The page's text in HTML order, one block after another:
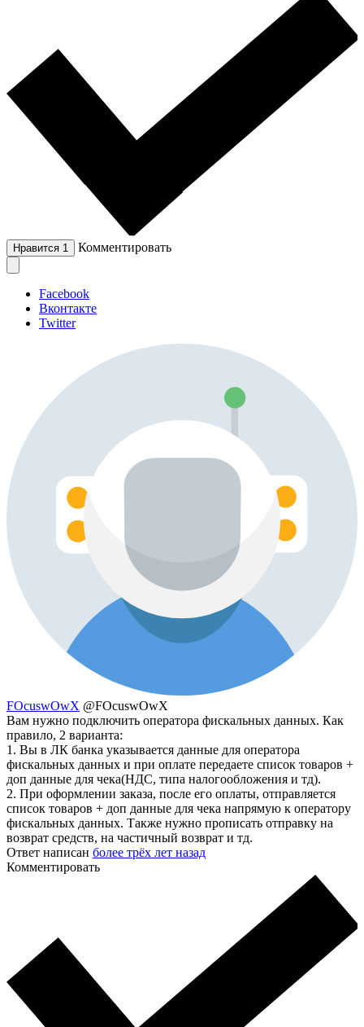
Нравится 1 Комментировать
Facebook
Вконтакте
Twitter
FOcuswOwX @FOcuswOwX
Вам нужно подключить оператора фискальных данных. Как
правило, 2 варианта:
1. Вы в ЛК банка указывается данные для оператора
фискальных данных и при оплате передаете список товаров +
доп данные для чека(НДС, типа налогообложения и тд).
2. При оформлении заказа, после его оплаты, отправляется
список товаров + доп данные для чека напрямую к оператору
фискальных данных. Также нужно прописать отправку на
возврат средств, на частичный возврат и тд.
Ответ написан более трёх лет назад
Комментировать